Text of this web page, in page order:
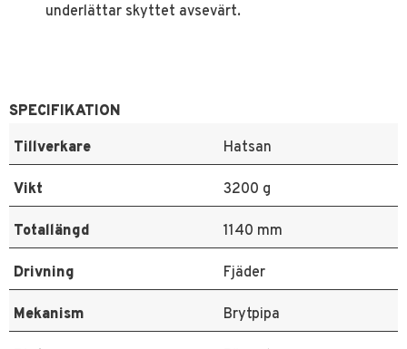
underlättar skyttet avsevärt.
SPECIFIKATION
Tillverkare
Hatsan
Vikt 3200 g
Totallängd 1140 mm
Drivning Fjäder
Mekanism Brytpipa